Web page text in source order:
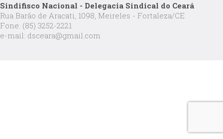
Sindifisco Nacional - Delegacia Sindical do Ceará
Rua Barão de Aracati, 1098, Meireles - Fortaleza/CE
Fone: (85) 3252-2221
e-mail: dsceara@gmail.com